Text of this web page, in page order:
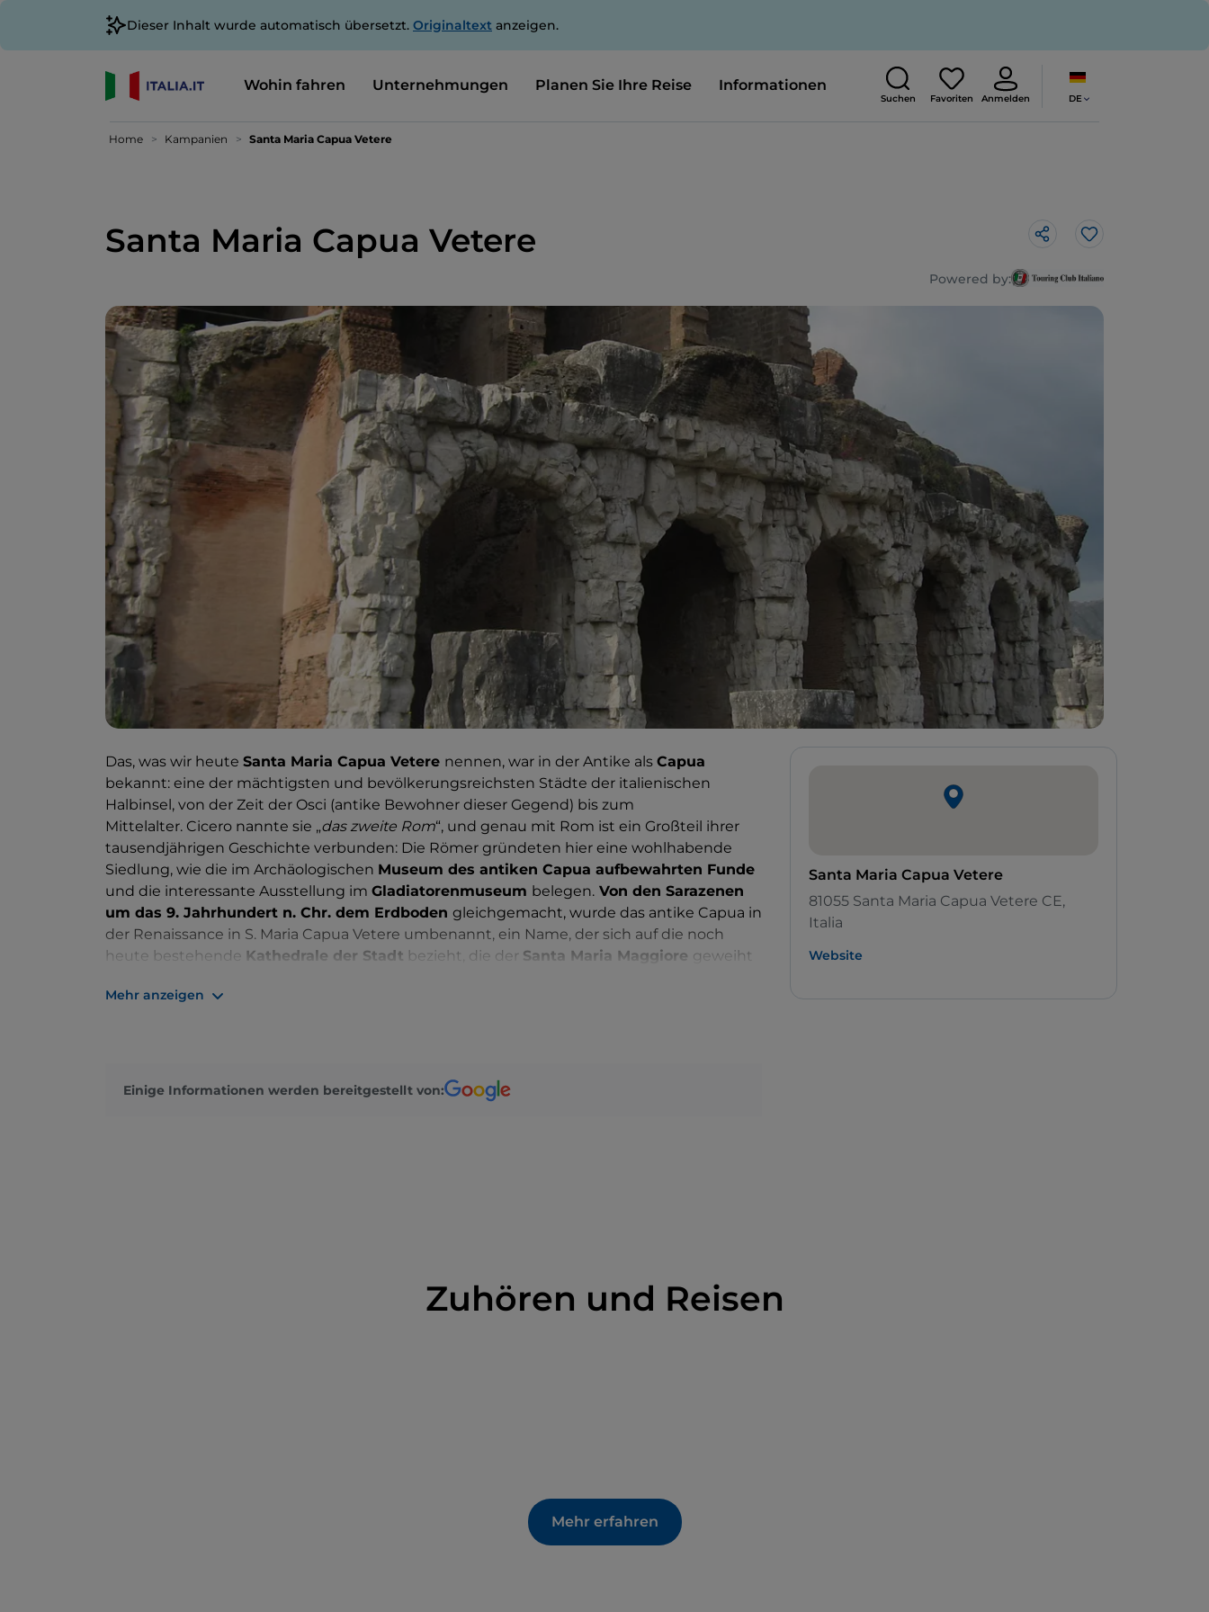
Dieser Inhalt wurde automatisch übersetzt. Originaltext anzeigen.
Wohin fahren Unternehmungen Planen Sie Ihre Reise Informationen
Suchen Favoriten Anmelden DE
Home Kampanien Santa Maria Capua Vetere
Santa Maria Capua Vetere Like
Powered by:
Das, was wir heute Santa Maria Capua Vetere nennen, war in der Antike als Capua
bekannt: eine der mächtigsten und bevölkerungsreichsten Städte der italienischen
Halbinsel, von der Zeit der Osci (antike Bewohner dieser Gegend) bis zum
Mittelalter. Cicero nannte sie „das zweite Rom“, und genau mit Rom ist ein Großteil ihrer
tausendjährigen Geschichte verbunden: Die Römer gründeten hier eine wohlhabende
Siedlung, wie die im Archäologischen Museum des antiken Capua aufbewahrten Funde
und die interessante Ausstellung im Gladiatorenmuseum belegen. Von den Sarazenen
um das 9. Jahrhundert n. Chr. dem Erdboden gleichgemacht, wurde das antike Capua in
der Renaissance in S. Maria Capua Vetere umbenannt, ein Name, der sich auf die noch
heute bestehende Kathedrale der Stadt bezieht, die der Santa Maria Maggiore geweiht
in Rom das zweitgrößte gewesen sein, und es fällt nicht schwer, sich das vorzustellen,
wenn man die Überreste seiner gigantischen Bögen betrachtet. Nicht weit davon entfernt
Mehr anzeigen
Einige Informationen werden bereitgestellt von:
Santa Maria Capua Vetere
81055 Santa Maria Capua Vetere CE,
Italia
Website
Zuhören und Reisen
Mehr erfahren